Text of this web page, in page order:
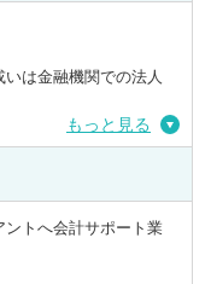
いは金融機関での法人
もっと見る
トへ会計サポート業